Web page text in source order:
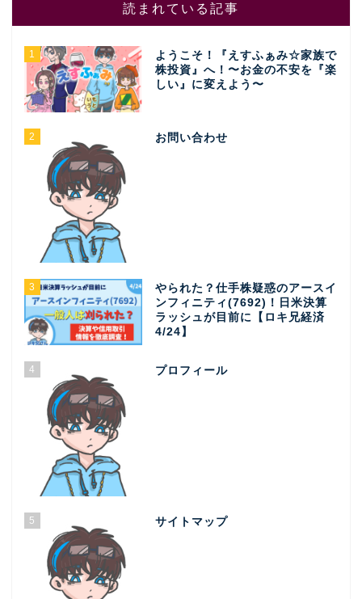
読まれている記事
1
ようこそ！『えすふぁみ☆家族で
株投資』へ！〜お金の不安を『楽
しい』に変えよう〜
2 お問い合わせ
3
やられた？仕手株疑惑のアースイ
ンフィニティ(7692)！日米決算
ラッシュが目前に【ロキ兄経済
4/24】
4 プロフィール
5 サイトマップ